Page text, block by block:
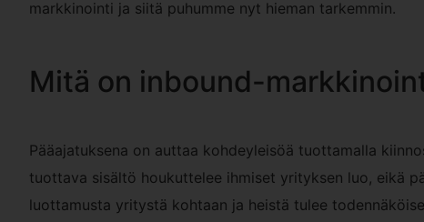
markkinointi ja siitä puhumme nyt hieman tarkemmin.
Mitä on inbound-
Pääajatuksena on auttaa kohdeyleisöä tuottamalla
tuottava sisältö houkuttelee ihmiset yrityksen luo, eikä
luottamusta yritystä kohtaan ja heistä tulee